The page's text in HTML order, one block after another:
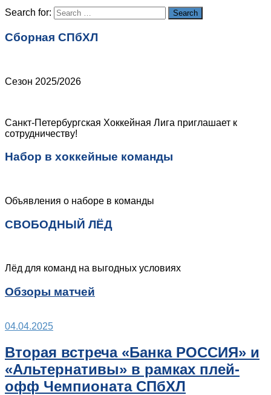
Search for: Search
Сборная СПбХЛ
Сезон 2025/2026
Санкт-Петербургская Хоккейная Лига приглашает к
сотрудничеству!
Набор в хоккейные команды
Объявления о наборе в команды
СВОБОДНЫЙ ЛЁД
Лёд для команд на выгодных условиях
Обзоры матчей
04.04.2025
Вторая встреча «Банка РОССИЯ» и
«Альтернативы» в рамках плей-
офф Чемпионата СПбХЛ